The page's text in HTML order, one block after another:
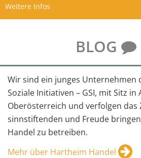
Weitere Infos
BLOG
Wir sind ein junges Unternehmen
Soziale Initiativen – GSI, mit Sitz in
Oberösterreich und verfolgen das
sinnstiftenden und Freude
Handel zu betreiben.
Mehr über Hartheim Handel